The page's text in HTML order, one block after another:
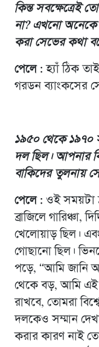
কিন্ত সবক্ষেত্রেই
না? এখনো অনেকে
করা সেভের কথা
পেলে : হ্যাঁ ঠিক
গরডন ব্যাংকসের
১৯৫০ থেকে ১৯৭০
দল ছিল। আপনার
বাকিদের তুলনায়
পেলে : ওই সময়টা
ব্রাজিলে গারিঞ্চা,
খেলোয়াড় ছিল।
গোছানো ছিল।
পড়ে, “আমি জানি
থেকে বড়, আমি
রাখবে, তোমরা
দলকেও সম্মান
করার কারণ নাই